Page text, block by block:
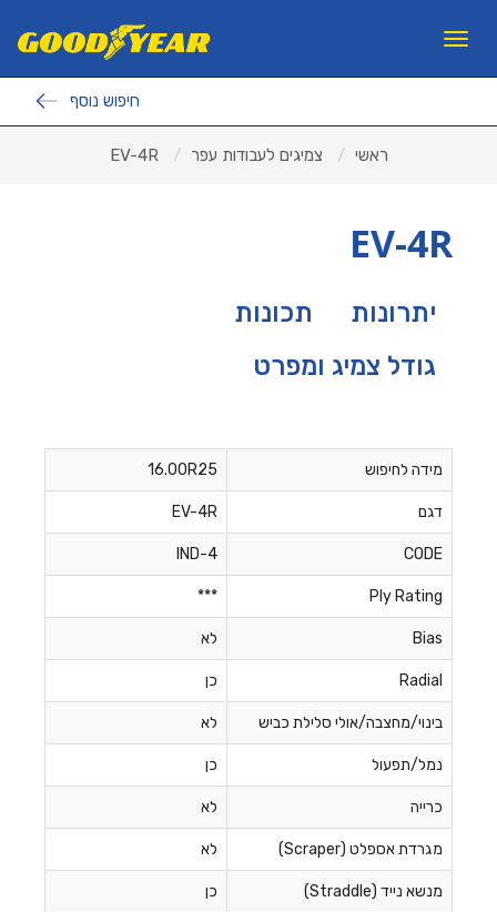
×
פנצ'ריות
ראשי
Toggle
חיפוש נוסף
ראשי צמיגים לעבודות עפר EV-4R
EV-4R
יתרונות
תכונות
גודל צמיג ומפרט
מידה לחיפוש 16.00R25
דגם EV-4R
CODE
IND-4
Ply Rating
***
Bias לא
Radial כן
בינוי/מחצבה/אולי סלילת כביש לא
נמל/תפעול כן
כרייה לא
מגרדת אספלט (Scraper) לא
מנשא נייד (Straddle) כן